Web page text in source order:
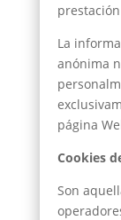
La
anónima
página
Cookies
Son